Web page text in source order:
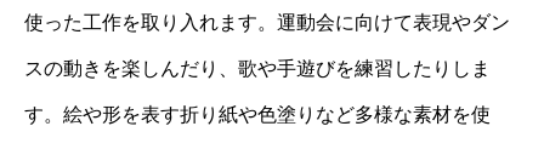
使った工作を取り入れます。運動会に向けて表現やダン
スの動きを楽しんだり、歌や手遊びを練習したりしま
す。絵や形を表す折り紙や色塗りなど多様な素材を使